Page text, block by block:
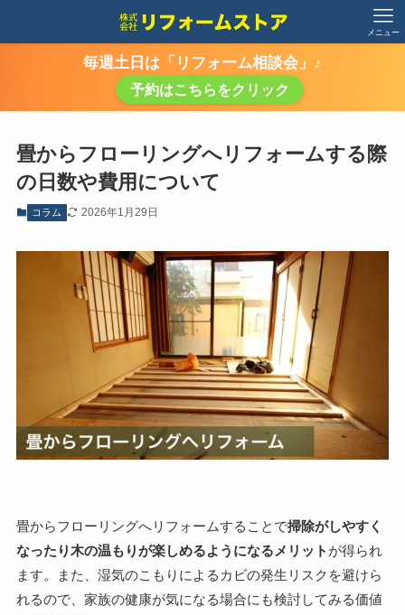
メニュー
毎週土日は「リフォーム相談会」♪
予約はこちらをクリック
畳からフローリングへリフォームする際
の日数や費用について
コラム 2026年1月29日
畳からフローリングへリフォームすることで掃除がしやすく
なったり木の温もりが楽しめるようになるメリット が得られ
ます。また、湿気のこもりによるカビの発生リスクを避けら
れるので、家族の健康が気になる場合にも検討してみる価値